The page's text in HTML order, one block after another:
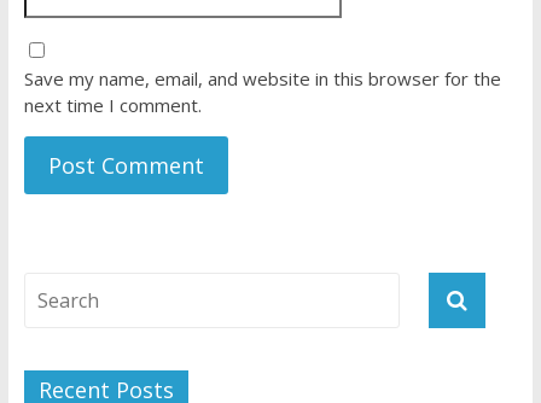
Save my name, email, and website in this browser for the
next time I comment.
Recent Posts